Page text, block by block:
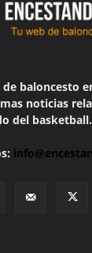
baloncesto
noticias
del basketball.